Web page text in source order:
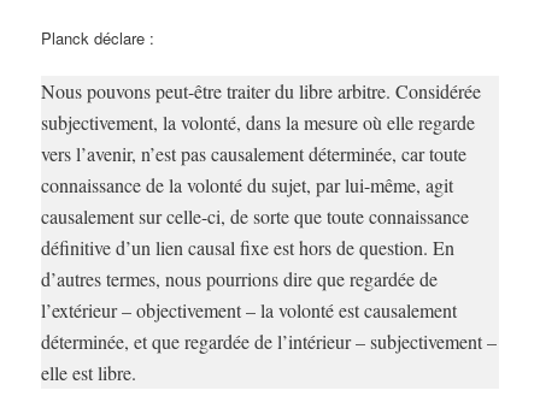
Planck déclare :
Nous pouvons peut-être traiter du libre arbitre. Considérée
subjectivement, la volonté, dans la mesure où elle regarde
vers l’avenir, n’est pas causalement déterminée, car toute
connaissance de la volonté du sujet, par lui-même, agit
causalement sur celle-ci, de sorte que toute connaissance
définitive d’un lien causal fixe est hors de question. En
d’autres termes, nous pourrions dire que regardée de
l’extérieur – objectivement – la volonté est causalement
déterminée, et que regardée de l’intérieur – subjectivement –
elle est libre.